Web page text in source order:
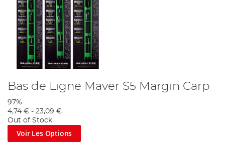
Bas de Ligne Maver S5 Margin Carp
97%
4,74 € - 23,09 €
Out of Stock
Voir Les Options